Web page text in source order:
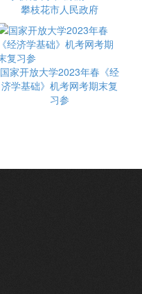
攀枝花市人民政府
国家开放大学2023年春《经
济学基础》机考网考期末复
习参